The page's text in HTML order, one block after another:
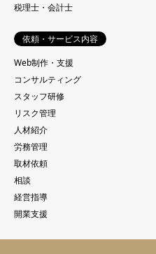
税理士・会計士
依頼・サービス内容
Web制作・支援
コンサルティング
スタッフ研修
リスク管理
人材紹介
労務管理
取材依頼
相談
経営指導
開業支援